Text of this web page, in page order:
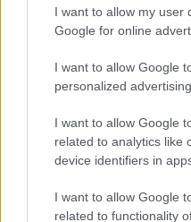
I want to allow my user
Google for online
I want to allow Google
personalized advertising.
I want to allow Google
related to analytics like
device identifiers in
I want to allow Google
related to functionality
Meglepő fordulatot
előzetese, amit a
A vadász ezúttal túl nagy
lesz szüksége.